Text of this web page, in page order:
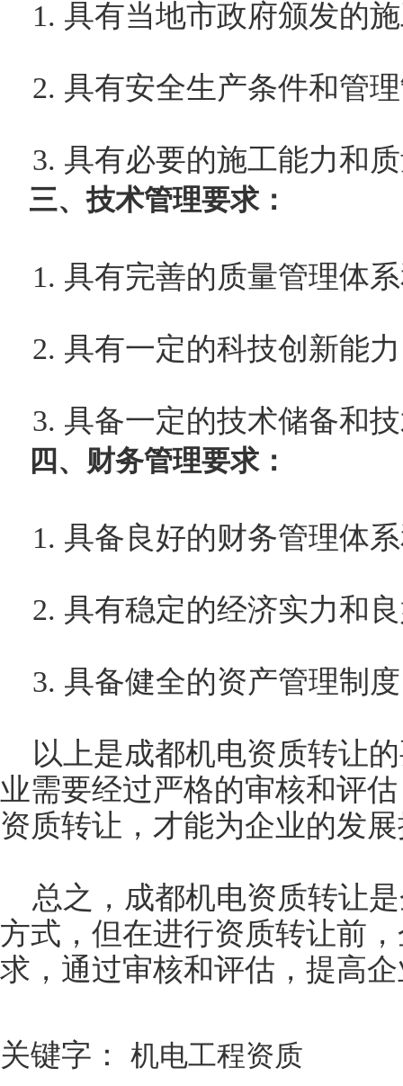
1. 具有当地市政府颁发的
2. 具有安全生产条件和管
3. 具有必要的施工能力和
三、技术管理要求：
1. 具有完善的质量管理体
2. 具有一定的科技创新能
3. 具备一定的技术储备和
四、财务管理要求：
1. 具备良好的财务管理体
2. 具有稳定的经济实力和
3. 具备健全的资产管理制
以上是成都机电资质转让
业需要经过严格的审核和评
资质转让，才能为企业的发
总之，成都机电资质转让
方式，但在进行资质转让前
求，通过审核和评估，提高
关键字： 机电工程资质